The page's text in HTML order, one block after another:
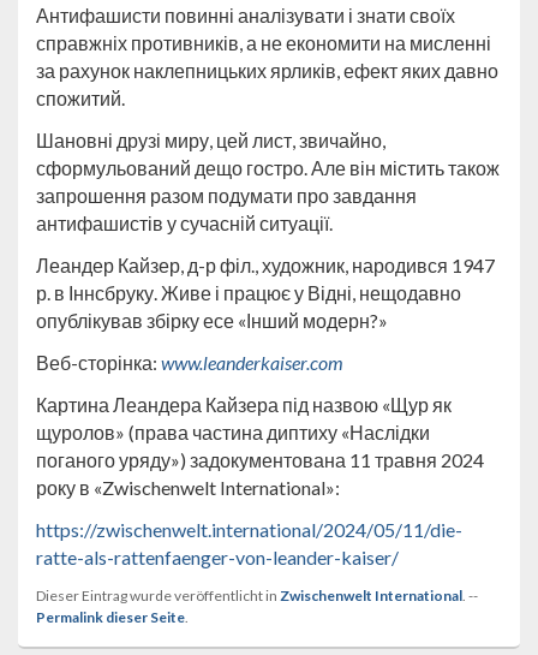
Антифашисти повинні аналізувати і знати своїх
справжніх противників, а не економити на мисленні
за рахунок наклепницьких ярликів, ефект яких давно
спожитий.
Шановні друзі миру, цей лист, звичайно,
сформульований дещо гостро. Але він містить також
запрошення разом подумати про завдання
антифашистів у сучасній ситуації.
Леандер Кайзер, д-р філ., художник, народився 1947
р. в Іннсбруку. Живе і працює у Відні, нещодавно
опублікував збірку есе «Інший модерн?»
Веб-сторінка: www.leanderkaiser.com
Картина Леандера Кайзера під назвою «Щур як
щуролов» (права частина диптиху «Наслідки
поганого уряду») задокументована 11 травня 2024
року в «Zwischenwelt International»:
https://zwischenwelt.international/2024/05/11/die-
ratte-als-rattenfaenger-von-leander-kaiser/
Dieser Eintrag wurde veröffentlicht in Zwischenwelt International . --
Permalink dieser Seite